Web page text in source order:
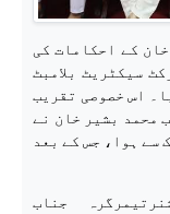
کے احکامات کی
سیکٹریٹ بلامبٹ
اس خصوصی تقریب
محمد بشیر خان نے
سے ہوا، جس کے بعد
جناب